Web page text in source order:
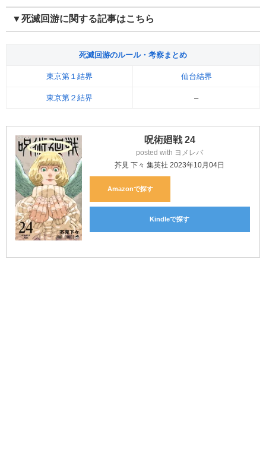
▼死滅回游に関する記事はこちら
死滅回游のルール・考察まとめ
東京第１結界 仙台結界
東京第２結界 –
呪術廻戦 24
posted with ヨメレバ
芥見 下々 集英社 2023年10月04日
Amazon
Kindle